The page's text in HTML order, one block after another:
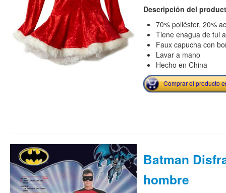
Descripción del
70% poliéster, 20%
Tiene enagua de tul
Faux capucha con
Lavar a mano
Hecho en China
Comprar el producto
Batman
hombre